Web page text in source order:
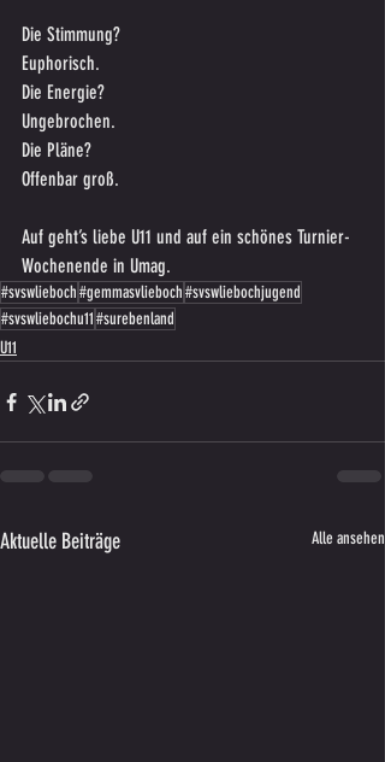
Die Stimmung?
Euphorisch.
Die Energie?
Ungebrochen.
Die Pläne?
Offenbar groß.
Auf geht’s liebe U11 und auf ein schönes Turnier-
Wochenende in Umag.
#svswlieboch#gemmasvlieboch#svswliebochjugend
#svswliebochu11#surebenland
U11
Aktuelle Beiträge Alle ansehen